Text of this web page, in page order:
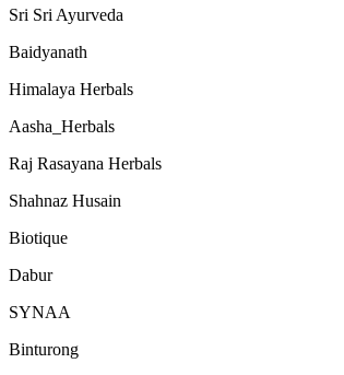
Sri Sri Ayurveda
Baidyanath
Himalaya Herbals
Aasha_Herbals
Raj Rasayana Herbals
Shahnaz Husain
Biotique
Dabur
SYNAA
Binturong